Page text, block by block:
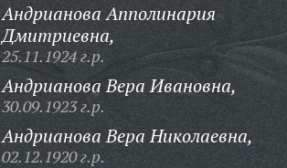
Андрианова Апполинария
Дмитриевна,
25.11.1924 г.р.
Андрианова Вера Ивановна,
30.09.1923 г.р.
Андрианова Вера Николаевна,
02.12.1920 г.р.